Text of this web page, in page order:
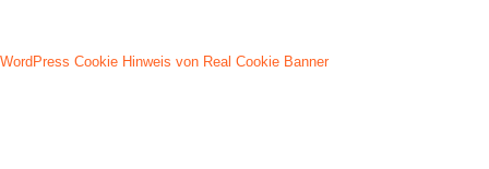
WordPress Cookie Hinweis von Real Cookie Banner